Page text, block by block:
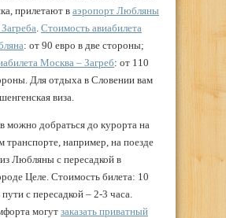
прилетают в аэропорт Любляны
Стоимость авиабилета
: от 90 евро в две стороны;
Москва – Загреб: от 110
Для отдыха в Словении вам
виза.
можно добраться до курорта на
транспорте, например, на поезде
Любляны с пересадкой в
Целе. Стоимость билета: 10
с пересадкой – 2-3 часа.
могут заказать приватный